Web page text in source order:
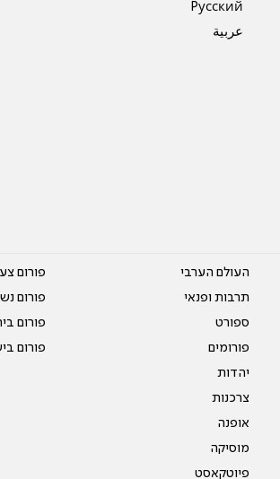
Pусский
عربية
העולם הערבי
תרבות ופנאי
ספורט
פורומים
יהדות
צרכנות
אופנה
מוסיקה
פיוטקאסט
פורום
פורום
פורום
פורום